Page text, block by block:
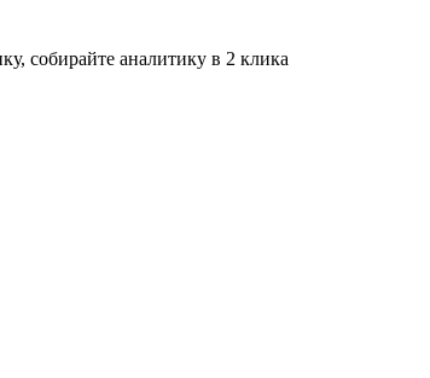
собирайте аналитику в 2 клика